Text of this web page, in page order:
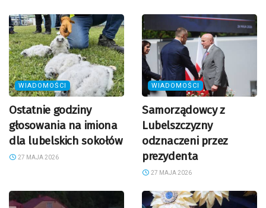
WIADOMOŚCI
Ostatnie godziny
głosowania na imiona
dla lubelskich sokołów
27 MAJA 2026
WIADOMOŚCI
Samorządowcy z
Lubelszczyzny
odznaczeni przez
prezydenta
27 MAJA 2026